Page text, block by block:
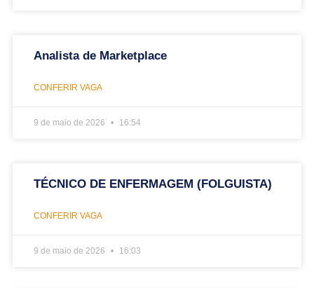
Analista de Marketplace
CONFERIR VAGA
9 de maio de 2026 16:54
TÉCNICO DE ENFERMAGEM (FOLGUISTA)
CONFERIR VAGA
9 de maio de 2026 16:03